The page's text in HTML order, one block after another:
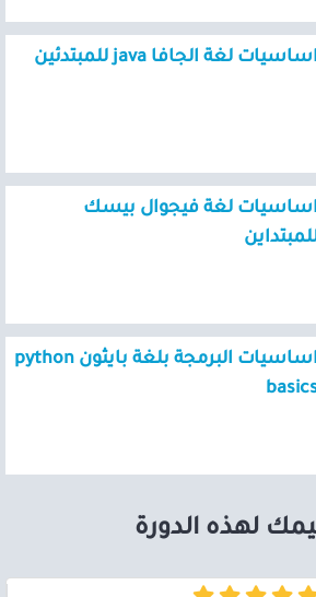
اساسيات لغة الجافا java للمبتدئين
اساسيات لغة فيجوال بيسك
اساسيات البرمجة بلغة بايثون python
لهذه الدورة